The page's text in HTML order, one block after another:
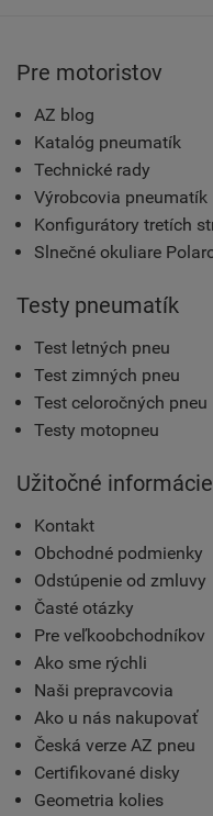
Pre motoristov
AZ blog
Katalóg pneumatík
Technické rady
Výrobcovia pneumatík
Konfigurátory tretích
Slnečné okuliare
Testy pneumatík
Test letných pneu
Test zimných pneu
Test celoročných pneu
Testy motopneu
Užitočné informácie
Kontakt
Obchodné podmienky
Odstúpenie od zmluvy
Časté otázky
Pre veľkoobchodníkov
Ako sme rýchli
Naši prepravcovia
Ako u nás nakupovať
Česká verze AZ pneu
Certifikované disky
Geometria kolies